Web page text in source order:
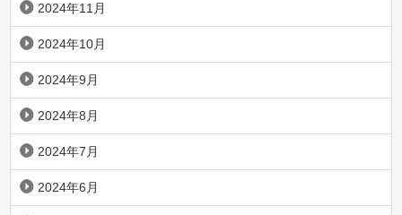
2024年11月
2024年10月
2024年9月
2024年8月
2024年7月
2024年6月